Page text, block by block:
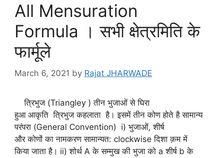
All Mensuration
Formula । सभी क्षेत्रमिति के
फार्मूले
March 6, 2021 by Rajat JHARWADE
त्रिभुज (Triangley ) तीन भुजाओं से घिरा
हुआ आकृति त्रिभुज कहलाता है। इसमें तीन कोण होते है सामान्य
परंपरा (General Convention) i) भुजाओं, शीर्ष
और कोणों का नामकरण सामान्यत: clockwise दिशा क़म में
किया जाता है। ii) शोर्थ A के सम्मुख की भुजा को a शीर्ष b के